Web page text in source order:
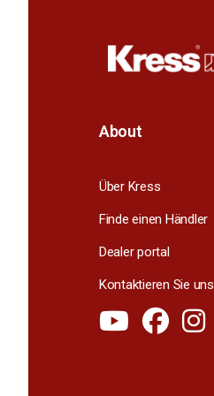
About
Über Kress
Finde einen Händler
Dealer portal
Kontaktieren Sie uns